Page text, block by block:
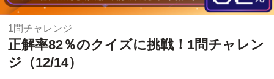
1問チャレンジ
正解率82％のクイズに挑戦！1問チャレン
ジ（12/14）